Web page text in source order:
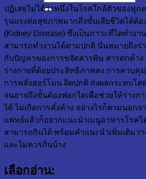
ปฏิเสธไม่ได้ว่าหนึ่งในโรคใกล้ตัวของทุก
รุนแรงต่อสุขภาพมากถึงขั้นเสียชีวิตได้ต้อ
(Kidney Disease) ซึ่งเป็นภาวะที่ไตทำงา
สามารถทำงานได้ตามปกติ นั่นหมายถึงร่า
กับปัญหาของการขจัดสารพิษ สารตกค้าง
ร่างกายที่ด้อยประสิทธิภาพลง การควบคุ
การหลั่งฮอร์โมน ผิดปกติ ส่งผลกระทบโด
จนอาจถึงขั้นต้องฟอกไตเพื่อช่วยให้ร่างก
ได้ ไม่เกิดการคั่งค้าง อย่างไรก็ตามนอกจ
แพทย์แล้วก็อยากแนะนำเมนูอาหารโรคไ
สามารถกินได้ พร้อมคำแนะนำเพิ่มเติมว่
และไม่ควรกินบ้าง
เลือกอ่าน: